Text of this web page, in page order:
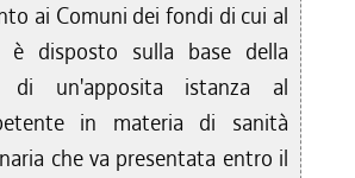
ai Comuni dei fondi di cui al
disposto sulla base della
di un'apposita istanza al
in materia di sanità
che va presentata entro il